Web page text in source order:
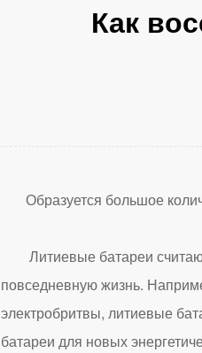
Как
Образуется большое
Литиевые батареи
повседневную жизнь.
электробритвы, литиевые
батареи для новых